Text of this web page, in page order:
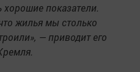
хорошие показатели.
жилья мы столько
— приводит его